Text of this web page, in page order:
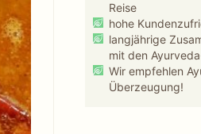
Reise
hohe
langjährige
mit den
Wir empfehlen
Überzeugung!